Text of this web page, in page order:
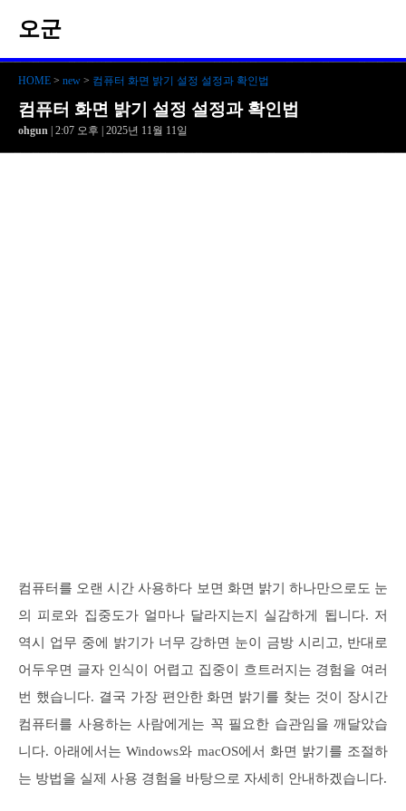
오군
HOME > new > 컴퓨터 화면 밝기 설정 설정과 확인법
컴퓨터 화면 밝기 설정 설정과 확인법
ohgun | 2:07 오후 | 2025년 11월 11일
컴퓨터를 오랜 시간 사용하다 보면 화면 밝기 하나만으로도 눈
의 피로와 집중도가 얼마나 달라지는지 실감하게 됩니다. 저
역시 업무 중에 밝기가 너무 강하면 눈이 금방 시리고, 반대로
어두우면 글자 인식이 어렵고 집중이 흐트러지는 경험을 여러
번 했습니다. 결국 가장 편안한 화면 밝기를 찾는 것이 장시간
컴퓨터를 사용하는 사람에게는 꼭 필요한 습관임을 깨달았습
니다. 아래에서는 Windows와 macOS에서 화면 밝기를 조절하
는 방법을 실제 사용 경험을 바탕으로 자세히 안내하겠습니다.